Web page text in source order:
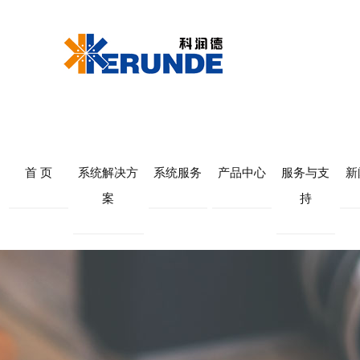
首 页
系统解决方
案
系统服务 产品中心
服务与支
持